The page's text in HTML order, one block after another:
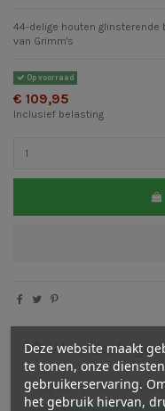
44-delige houten
van Grimm's
Op voorraad
€ 109,95
Inclusief belasting
Er zijn nog geen
Deze website maakt
te tonen, onze
gebruikerservaring.
het gebruik hiervan,